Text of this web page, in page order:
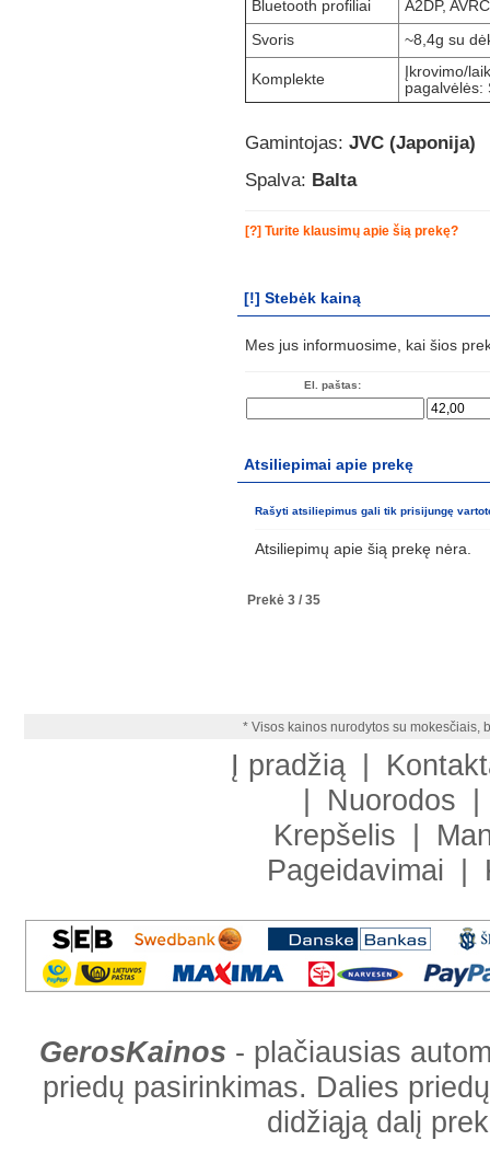
Bluetooth profiliai A2DP,
Svoris ~8,4g su
Komplekte
Įkrovimo/
pagalvėlės:
Gamintojas: JVC (Japonija)
Spalva: Balta
[?] Turite klausimų apie šią prekę?
[!] Stebėk kainą
Mes jus informuosime, kai šios
El. paštas:
Atsiliepimai apie prekę
Rašyti atsiliepimus gali tik prisijungę
Atsiliepimų apie šią prekę nėra.
Prekė 3 / 35
* Visos kainos nurodytos su mokesčiais,
Į pradžią |
|
Nuorodos |
Krepšelis |
Pageidavimai |
GerosKainos - plačiausias
priedų pasirinkimas. Dalies
didžiąją dalį